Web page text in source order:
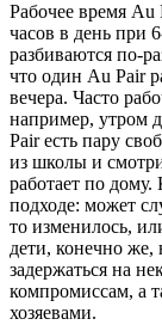
Рабочее время Au
часов в день при
разбиваются по-
что один Au Pair
вечера. Часто
например, утром
Pair есть пару
из школы и
работает по
подходе: может
то изменилось,
дети, конечно
задержаться на
компромиссам, а
хозяевами.